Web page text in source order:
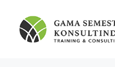
content